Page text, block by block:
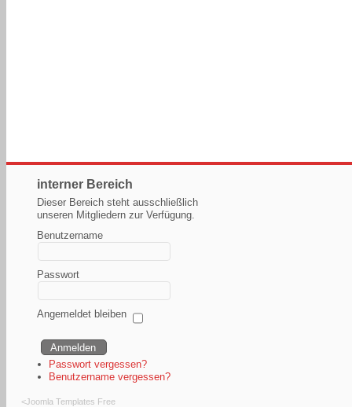
interner Bereich
Dieser Bereich steht ausschließlich
unseren Mitgliedern zur Verfügung.
Benutzername
Passwort
Angemeldet bleiben
Passwort vergessen?
Benutzername vergessen?
<Joomla Templates Free